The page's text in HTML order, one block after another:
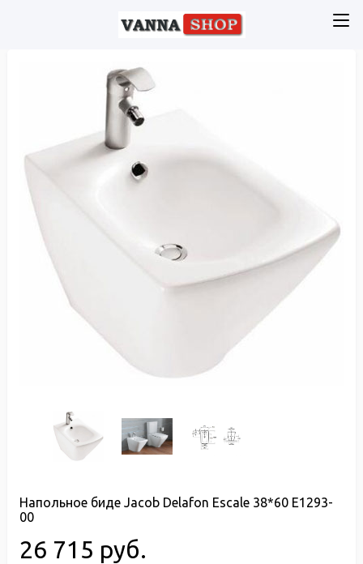
Напольное биде Jacob Delafon Escale 38*60 E1293-
00
26 715 руб.